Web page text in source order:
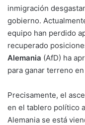
inmigración
gobierno.
equipo han perdido
recuperado
Alemania (AfD) ha
para ganar terreno
Precisamente, el
en el tablero político
Alemania se está